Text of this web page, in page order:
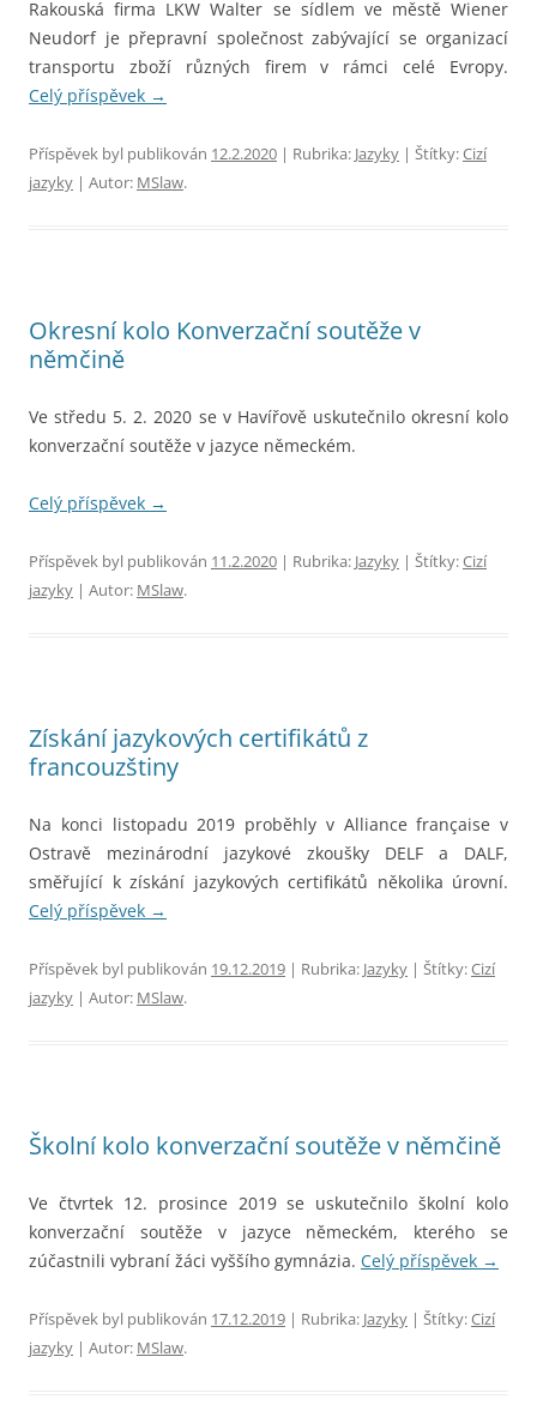
Rakouská firma LKW Walter se sídlem ve městě Wiener
Neudorf je přepravní společnost zabývající se organizací
transportu zboží různých firem v rámci celé Evropy.
Celý příspěvek →
Příspěvek byl publikován 12.2.2020 | Rubrika: Jazyky | Štítky:Cizí
jazyky | Autor: MSlaw.
Okresní kolo Konverzační soutěže v
němčině
Ve středu 5. 2. 2020 se v Havířově uskutečnilo okresní kolo
konverzační soutěže v jazyce německém.
Celý příspěvek →
Příspěvek byl publikován 11.2.2020 | Rubrika: Jazyky | Štítky:Cizí
jazyky | Autor: MSlaw.
Získání jazykových certifikátů z
francouzštiny
Na konci listopadu 2019 proběhly v Alliance française v
Ostravě mezinárodní jazykové zkoušky DELF a DALF,
směřující k získání jazykových certifikátů několika úrovní.
Celý příspěvek →
Příspěvek byl publikován 19.12.2019 | Rubrika: Jazyky | Štítky:Cizí
jazyky | Autor: MSlaw.
Školní kolo konverzační soutěže v němčině
Ve čtvrtek 12. prosince 2019 se uskutečnilo školní kolo
konverzační soutěže v jazyce německém, kterého se
zúčastnili vybraní žáci vyššího gymnázia. Celý příspěvek →
Příspěvek byl publikován 17.12.2019 | Rubrika: Jazyky | Štítky:Cizí
jazyky | Autor: MSlaw.